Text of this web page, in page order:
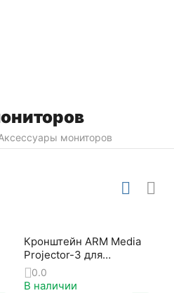
мониторов
Кронштейн ARM Media
Projector-3 для
проекторов
0.0
В наличии